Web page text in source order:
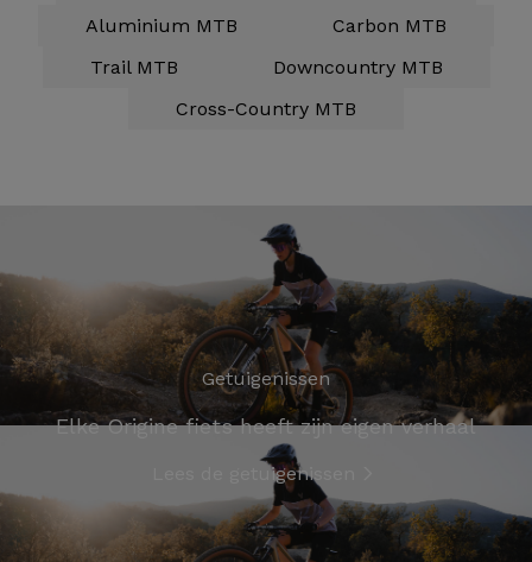
Aluminium MTB
Carbon MTB
Trail MTB
Downcountry MTB
Cross-Country MTB
Getuigenissen
Elke Origine fiets heeft zijn eigen verhaal
Lees de getuigenissen